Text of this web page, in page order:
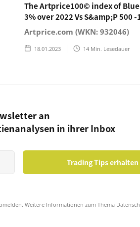
The Artprice100© index of
3% over 2022 Vs S&amp;P 500 -
Artprice.com (WKN: 932046)
18.01.2023 14Min. Lesedauer
an
in ihrer Inbox
Weitere Informationen zum Thema